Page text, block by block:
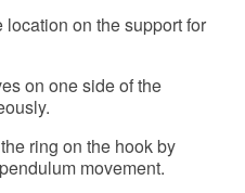
on the support for
on one side of the
ring on the hook by
movement.